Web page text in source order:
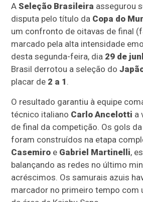
ASeleção Brasileira assegurou
disputa pelo título da Copa do
um confronto de oitavas de final
marcado pela alta intensidade
desta segunda-feira, dia 29 de
Brasil derrotou a seleção do
placar de 2 a 1 .
O resultado garantiu à equipe
técnico italiano Carlo Ancelotti a
de final da competição. Os gols
foram construídos na etapa
Casemiro e Gabriel Martinelli,
balançando as redes no último
acréscimos. Os samurais azuis
marcador no primeiro tempo com